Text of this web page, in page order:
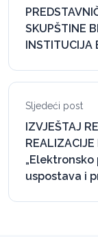
SKUPŠTINE
INSTITUCIJA
Sljedeći post
IZVJEŠTAJ
REALIZACIJE
uspostava i